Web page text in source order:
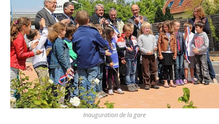
Inauguration de la gare